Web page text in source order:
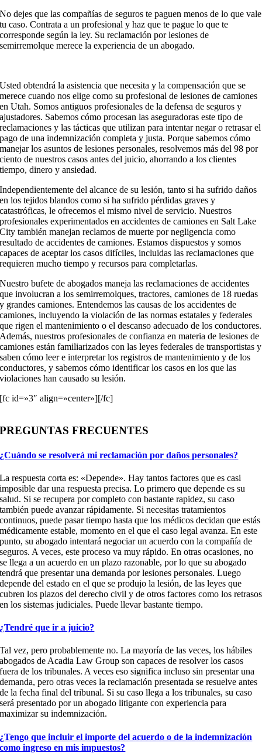
No dejes que las compañías de seguros te paguen menos de lo que vale
tu caso. Contrata a un profesional y haz que te pague lo que te
corresponde según la ley. Su reclamación por lesiones de
semirremolque merece la experiencia de un abogado.
Usted obtendrá la asistencia que necesita y la compensación que se
merece cuando nos elige como su profesional de lesiones de camiones
en Utah. Somos antiguos profesionales de la defensa de seguros y
ajustadores. Sabemos cómo procesan las aseguradoras este tipo de
reclamaciones y las tácticas que utilizan para intentar negar o retrasar el
pago de una indemnización completa y justa. Porque sabemos cómo
manejar los asuntos de lesiones personales, resolvemos más del 98 por
ciento de nuestros casos antes del juicio, ahorrando a los clientes
tiempo, dinero y ansiedad.
Independientemente del alcance de su lesión, tanto si ha sufrido daños
en los tejidos blandos como si ha sufrido pérdidas graves y
catastróficas, le ofrecemos el mismo nivel de servicio. Nuestros
profesionales experimentados en accidentes de camiones en Salt Lake
City también manejan reclamos de muerte por negligencia como
resultado de accidentes de camiones. Estamos dispuestos y somos
capaces de aceptar los casos difíciles, incluidas las reclamaciones que
requieren mucho tiempo y recursos para completarlas.
Nuestro bufete de abogados maneja las reclamaciones de accidentes
que involucran a los semirremolques, tractores, camiones de 18 ruedas
y grandes camiones. Entendemos las causas de los accidentes de
camiones, incluyendo la violación de las normas estatales y federales
que rigen el mantenimiento o el descanso adecuado de los conductores.
Además, nuestros profesionales de confianza en materia de lesiones de
camiones están familiarizados con las leyes federales de transportistas y
saben cómo leer e interpretar los registros de mantenimiento y de los
conductores, y sabemos cómo identificar los casos en los que las
violaciones han causado su lesión.
[fc id=»3″ align=»center»][/fc]
PREGUNTAS FRECUENTES
¿Cuándo se resolverá mi reclamación por daños personales?
La respuesta corta es: «Depende». Hay tantos factores que es casi
imposible dar una respuesta precisa. Lo primero que depende es su
salud. Si se recupera por completo con bastante rapidez, su caso
también puede avanzar rápidamente. Si necesitas tratamientos
continuos, puede pasar tiempo hasta que los médicos decidan que estás
médicamente estable, momento en el que el caso legal avanza. En este
punto, su abogado intentará negociar un acuerdo con la compañía de
seguros. A veces, este proceso va muy rápido. En otras ocasiones, no
se llega a un acuerdo en un plazo razonable, por lo que su abogado
tendrá que presentar una demanda por lesiones personales. Luego
depende del estado en el que se produjo la lesión, de las leyes que
cubren los plazos del derecho civil y de otros factores como los retrasos
en los sistemas judiciales. Puede llevar bastante tiempo.
¿Tendré que ir a juicio?
Tal vez, pero probablemente no. La mayoría de las veces, los hábiles
abogados de Acadia Law Group son capaces de resolver los casos
fuera de los tribunales. A veces eso significa incluso sin presentar una
demanda, pero otras veces la reclamación presentada se resuelve antes
de la fecha final del tribunal. Si su caso llega a los tribunales, su caso
será presentado por un abogado litigante con experiencia para
maximizar su indemnización.
¿Tengo que incluir el importe del acuerdo o de la indemnización
como ingreso en mis impuestos?